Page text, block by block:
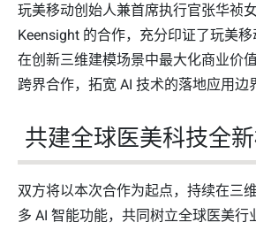
玩美移动创始人兼首席执行官张华祯
Keensight 的合作，充分印证了玩美
在创新三维建模场景中最大化商业价
跨界合作，拓宽 AI 技术的落地应用边
共建全球医美科技全
双方将以本次合作为起点，持续在三
多 AI 智能功能，共同树立全球医美行